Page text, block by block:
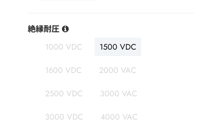
絶縁耐圧
1000 VDC
1500 VDC
1600 VDC 2000 VAC
2500 VDC 3000 VAC
3000 VDC 4000 VAC